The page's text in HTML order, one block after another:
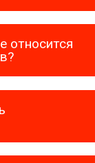
относится